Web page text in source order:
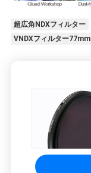
超広角NDXフィルター
VNDXフィルター77mm